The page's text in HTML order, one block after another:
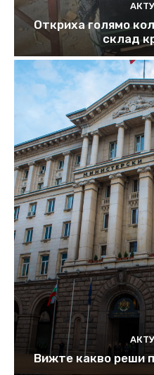
Откриха голямо
склад
Вижте какво реши